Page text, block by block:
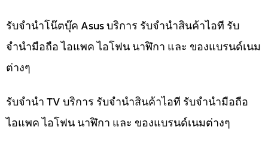
รับจำนำโน๊ตบุ๊ค Asus บริการ รับจำนำสินค้าไอที รับ
จำนำมือถือ ไอแพค ไอโฟน นาฬิกา และ ของแบรนด์เนม
ต่างๆ
รับจำนำ TV บริการ รับจำนำสินค้าไอที รับจำนำมือถือ
ไอแพค ไอโฟน นาฬิกา และ ของแบรนด์เนมต่างๆ